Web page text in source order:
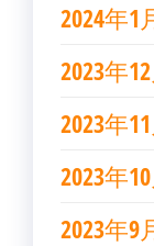
2024年1
2023年
2023年
2023年
2023年9